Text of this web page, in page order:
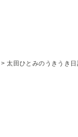
>太田ひとみのうきうき日